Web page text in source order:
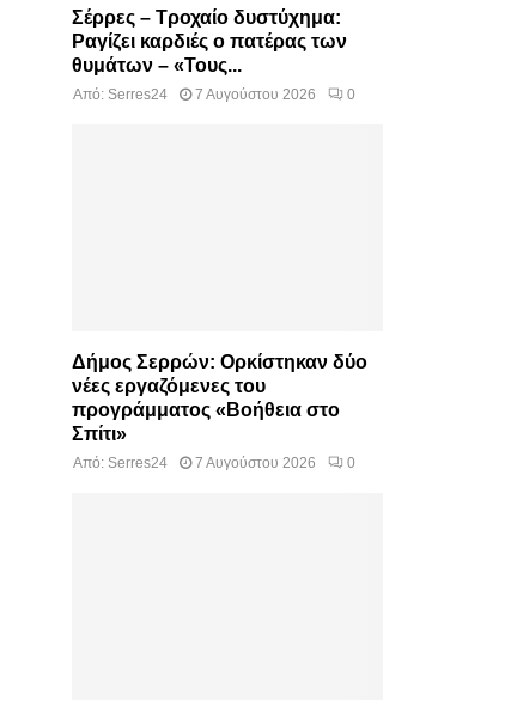
Σέρρες – Τροχαίο δυστύχημα:
Ραγίζει καρδιές ο πατέρας των
θυμάτων – «Τους...
Από: Serres24 7 Αυγούστου 2026 0
Δήμος Σερρών: Ορκίστηκαν δύο
νέες εργαζόμενες του
προγράμματος «Βοήθεια στο
Σπίτι»
Από: Serres24 7 Αυγούστου 2026 0